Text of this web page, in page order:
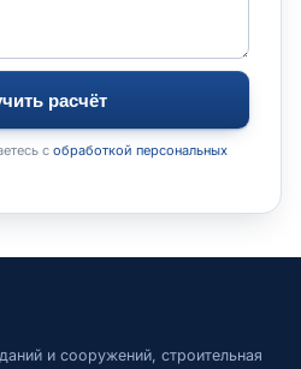
расчёт
с обработкой персональных
и сооружений, строительная